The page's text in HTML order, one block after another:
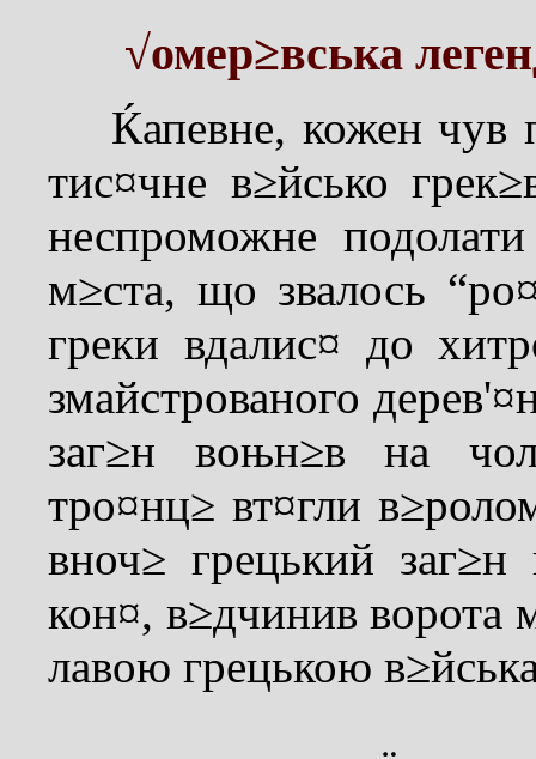
√омер≥вська
Ќапевне, кожен чув
тис¤чне в≥йсько
неспроможне
м≥ста, що звалось
греки вдалис¤ до
змайстрованого
заг≥н воњн≥в на
тро¤нц≥ вт¤гли
вноч≥ грецький заг≥н
кон¤, в≥дчинив ворота
лавою грецькою